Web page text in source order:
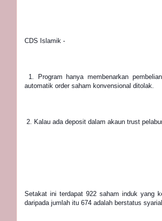
CDS Islamik -
automatik order saham konvensional ditolak.
2. Kalau ada deposit dalam akaun trust
Setakat ini terdapat 922 saham induk yang
daripada jumlah itu 674 adalah berstatus